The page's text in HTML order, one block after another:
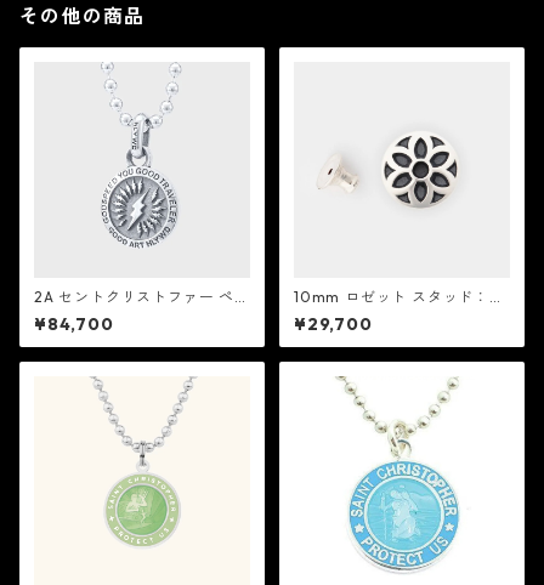
その他の商品
2A セントクリストファー ペン
ダント シャザム：Good Art H
LYWD グッド アート ハリウッ
ド
¥84,700
10mm ロゼット スタッド：G
ood Art HLYWD グッド アー
ト ハリウッド
¥29,700